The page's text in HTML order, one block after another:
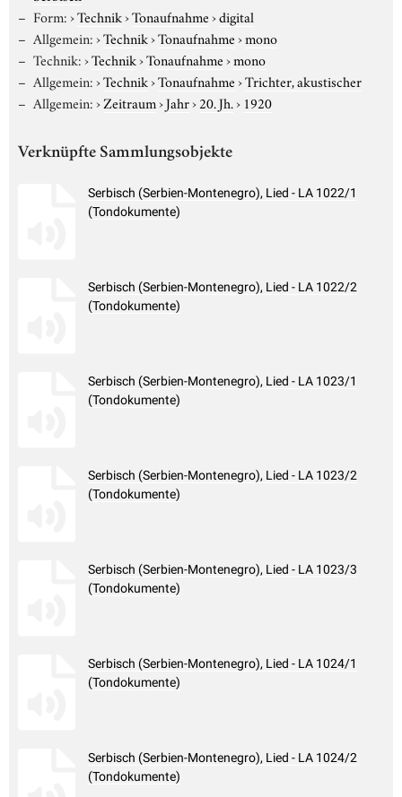
Form:›Technik›Tonaufnahme›digital
Allgemein:›Technik›Tonaufnahme›mono
Technik:›Technik›Tonaufnahme›mono
Allgemein:›Technik›Tonaufnahme›Trichter, akustischer
Allgemein:›Zeitraum›Jahr›20. Jh.› 1920
Verknüpfte Sammlungsobjekte
Serbisch (Serbien-Montenegro), Lied - LA 1022/1
(Tondokumente)
Serbisch (Serbien-Montenegro), Lied - LA 1022/2
(Tondokumente)
Serbisch (Serbien-Montenegro), Lied - LA 1023/1
(Tondokumente)
Serbisch (Serbien-Montenegro), Lied - LA 1023/2
(Tondokumente)
Serbisch (Serbien-Montenegro), Lied - LA 1023/3
(Tondokumente)
Serbisch (Serbien-Montenegro), Lied - LA 1024/1
(Tondokumente)
Serbisch (Serbien-Montenegro), Lied - LA 1024/2
(Tondokumente)